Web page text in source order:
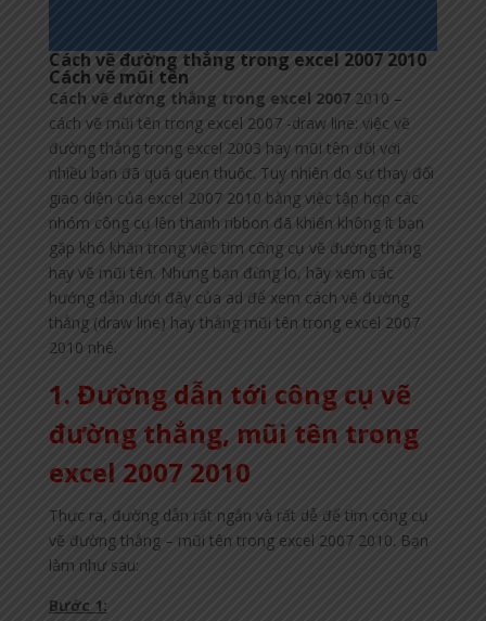
Cách vẽ đường thẳng trong excel 2007 2010
Cách vẽ mũi tên
Cách vẽ đường thẳng trong excel 20072010 –
cách vẽ mũi tên trong excel 2007 -draw line: việc vẽ
đường thẳng trong excel 2003 hay mũi tên đối với
nhiều bạn đã quá quen thuộc. Tuy nhiên do sự thay đổi
giao diện của excel 2007 2010 bằng việc tập hợp các
nhóm công cụ lên thanh ribbon đã khiến không ít bạn
gặp khó khăn trong việc tìm công cụ vẽ đường thẳng
hay vẽ mũi tên. Nhưng bạn đừng lo, hãy xem các
hướng dẫn dưới đây của ad để xem cách vẽ đường
thẳng (draw line) hay thẳng mũi tên trong excel 2007
2010 nhé.
1. Đường dẫn tới công cụ vẽ
đường thẳng, mũi tên trong
excel 2007 2010
Thực ra, đường dẫn rất ngắn và rất dễ để tìm công cụ
vẽ đường thẳng – mũi tên trong excel 2007 2010. Bạn
làm như sau:
Bước 1: